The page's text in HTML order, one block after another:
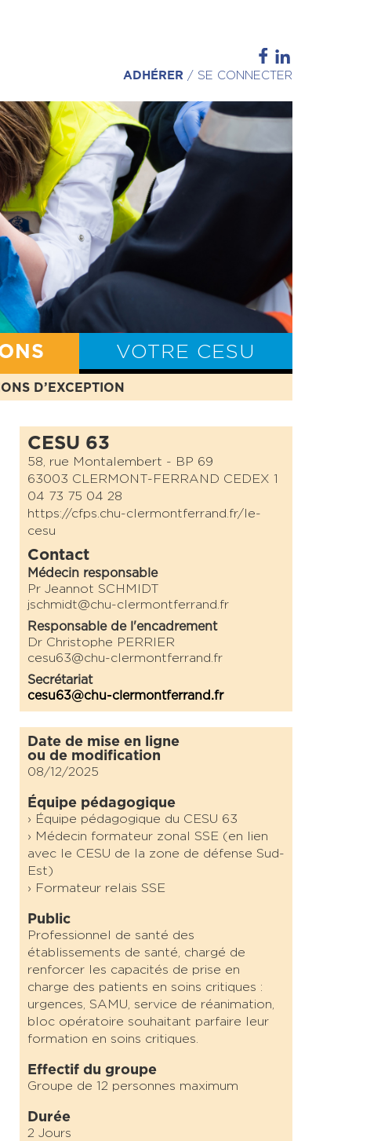
ADHÉRER / SE CONNECTER
BILAN CESU
D’EXCEPTION
VOTRE CESU
CESU 63
58, rue Montalembert - BP 69
63003 CLERMONT-FERRAND CEDEX 1
04 73 75 04 28
https://cfps.chu-clermontferrand.fr/le-
cesu
Contact
Médecin responsable
Pr Jeannot SCHMIDT
jschmidt@chu-clermontferrand.fr
Responsable de l'encadrement
Dr Christophe PERRIER
cesu63@chu-clermontferrand.fr
Secrétariat
cesu63@chu-clermontferrand.fr
Date de mise en ligne
ou de modification
08/12/2025
Équipe pédagogique
› Équipe pédagogique du CESU 63
› Médecin formateur zonal SSE (en lien
avec le CESU de la zone de défense Sud-
Est)
› Formateur relais SSE
Public
Professionnel de santé des
établissements de santé, chargé de
renforcer les capacités de prise en
charge des patients en soins critiques :
urgences, SAMU, service de réanimation,
bloc opératoire souhaitant parfaire leur
formation en soins critiques.
Effectif du groupe
Groupe de 12 personnes maximum
Durée
2 Jours